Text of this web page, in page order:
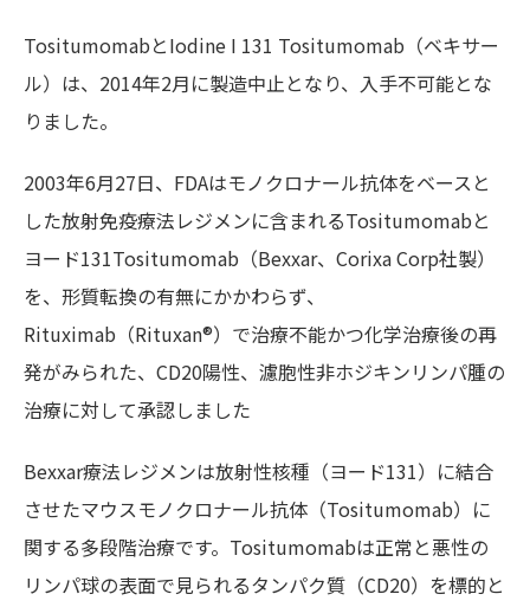
TositumomabとIodine I 131 Tositumomab（ベキサー
ル）は、 2014年2月に製造中止となり、入手不可能とな
りました。
2003年6月27日、FDAはモノクロナール抗体をベースと
した放射免疫療法レジメンに含まれるTositumomabと
ヨード131Tositumomab（Bexxar、Corixa Corp社製）
を、形質転換の有無にかかわらず、
Rituximab（Rituxan®）で治療不能かつ化学治療後の再
発がみられた、CD20陽性、濾胞性非ホジキンリンパ腫の
治療に対して承認しました
Bexxar療法レジメンは放射性核種（ヨード131）に結合
させたマウスモノクロナール抗体（Tositumomab）に
関する多段階治療です。Tositumomabは正常と悪性の
リンパ球の表面で見られるタンパク質（CD20）を標的と